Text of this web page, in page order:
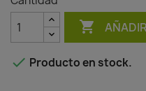

 Producto en stock.